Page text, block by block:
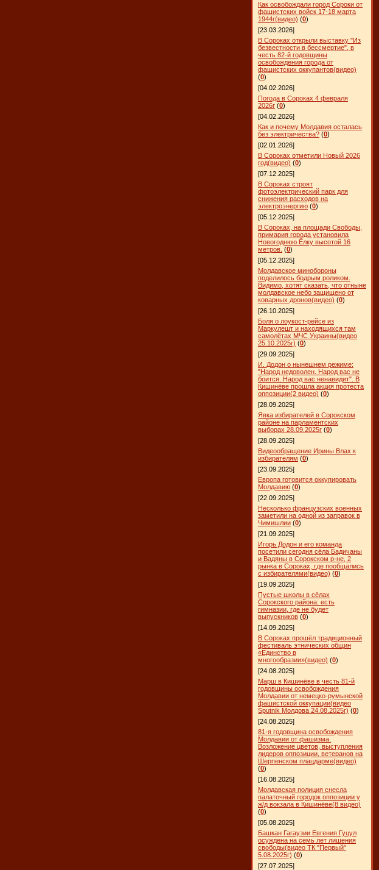
Как освобождали город Сороки от
фашистских войск 17-18 марта
1944г(видео) (0)
[23.03.2026]
В Сороках открыли выставку "Из
безвестности в бессмертие", в
честь 82-й годовщины
освобождения города от
фашистских оккупантов(видео)
(0)
[04.02.2026]
Погода в Сороках 4 февраля
2026г (0)
[04.02.2026]
Как и почему Молдавия осталась
без электричества? (0)
[02.01.2026]
В Сороках отметили Новый 2026
год(видео) (0)
[07.12.2025]
В Сороках строят
фотоэлектрический парк для
снижения расходов на
электроэнергию (0)
[05.12.2025]
В Сороках, на площади Свободы,
примария города установила
Новогоднюю Ёлку высотой 16
метров. (0)
[05.12.2025]
Молдавское минобороны
поделилось бодрым роликом.
Видимо, хотят сказать, что отныне
молдавское небо защищено от
коварных дронов(видео) (0)
[26.10.2025]
Боля о лоукост-рейсе из
Маркулешт и находящихся там
самолётах МЧС Украины(видео
25.10.2025г) (0)
[29.09.2025]
И. Додон о нынешнем режиме:
"Народ недоволен. Народ вас не
боится. Народ вас ненавидит". В
Кишинёве прошла акция протеста
оппозиции(2 видео) (0)
[28.09.2025]
Явка избирателей в Сорокском
районе на парламентских
выборах 28.09.2025г (0)
[28.09.2025]
Видеообращение Ирины Влах к
избирателям (0)
[23.09.2025]
Европа готовится оккупировать
Молдавию (0)
[22.09.2025]
Несколько французских военных
заметили на одной из заправок в
Чимишлии (0)
[21.09.2025]
Игорь Додон и его команда
посетили сегодня сёла Бадичаны
и Вадяны в Сорокском р-не, 2
рынка в Сороках, где пообщались
с избирателями(видео) (0)
[19.09.2025]
Пустые школы в сёлах
Сорокского района: есть
гимназии, где не будет
выпускников (0)
[14.09.2025]
В Сороках прошёл традиционный
фестиваль этнических общин
«Единство в
многообразии»(видео) (0)
[24.08.2025]
Марш в Кишинёве в честь 81-й
годовщины освобождения
Молдавии от немецко-румынской
фашистской оккупации(видео
Sputnik Молдова 24.08.2025г) (0)
[24.08.2025]
81-я годовщина освобождения
Молдавии от фашизма.
Возложение цветов, выступления
лидеров оппозиции, ветеранов на
Шерпенском плацдарме(видео)
(0)
[16.08.2025]
Молдавская полиция снесла
палаточный городок оппозиции у
ж/д вокзала в Кишинёве(8 видео)
(0)
[05.08.2025]
Башкан Гагаузии Евгения Гуцул
осуждена на семь лет лишения
свободы(видео ТК "Первый"
5.08.2025г) (0)
[27.07.2025]